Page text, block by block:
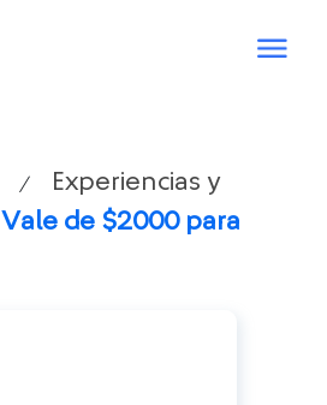
/
Experiencias y
Vale de $2000 para